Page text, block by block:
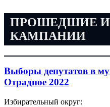
ПРОШЕДШИЕ
КАМПАНИИ
Выборы депутатов в
Отрадное 2022
Избирательный округ: